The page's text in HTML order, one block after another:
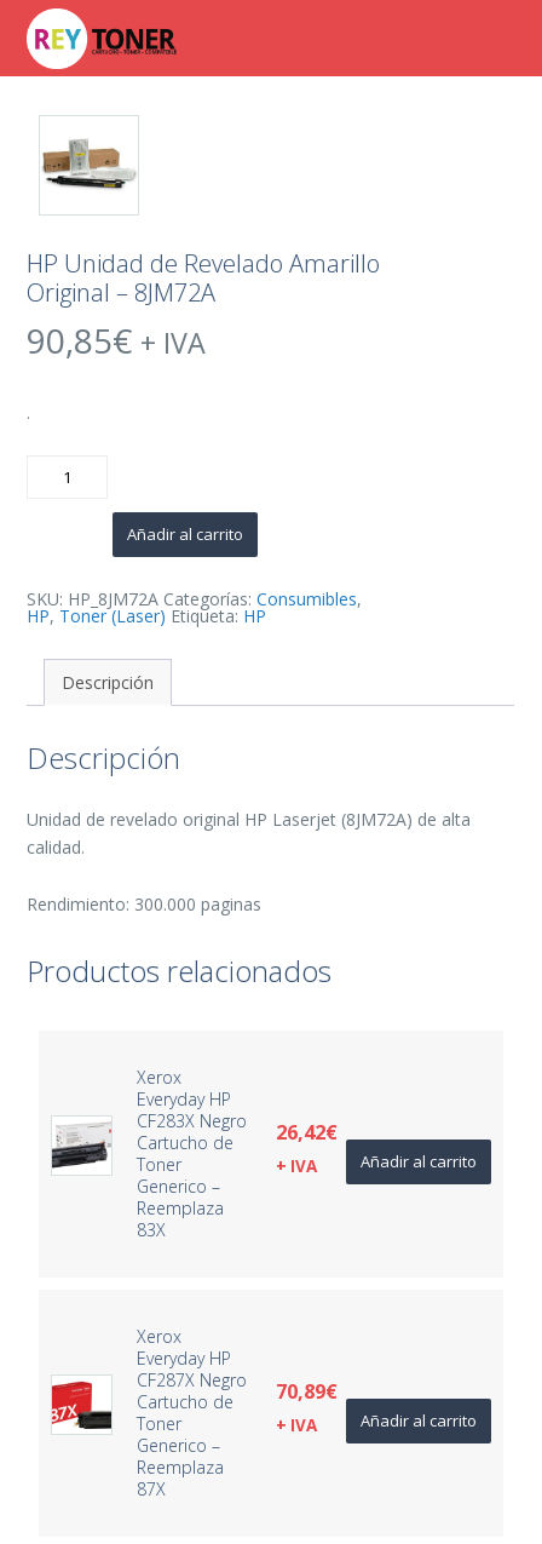
HP Unidad de Revelado Amarillo
Original – 8JM72A
90,85€ + IVA
.
Unidad
cantidad
Añadir al carrito
SKU: HP_8JM72A Categorías:Consumibles,
HP, Toner (Laser) Etiqueta: HP
Descripción
Descripción
Unidad de revelado original HP Laserjet (8JM72A) de alta
calidad.
Rendimiento: 300.000 paginas
Productos relacionados
Xerox
Everyday HP
CF283X Negro
Cartucho de
Toner
Generico –
Reemplaza
83X
26,42€
+ IVA Añadir al carrito
Xerox
Everyday HP
CF287X Negro
Cartucho de
Toner
Generico –
Reemplaza
87X
70,89€
+ IVA Añadir al carrito